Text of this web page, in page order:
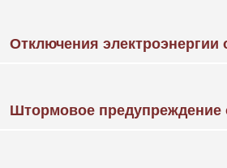
Отключения электроэнергии
Штормовое предупреждение